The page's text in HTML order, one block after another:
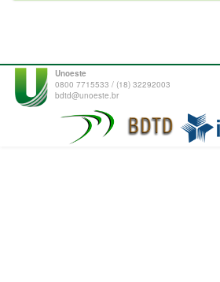
Unoeste
0800 7715533 / (18) 32292003
bdtd@unoeste.br